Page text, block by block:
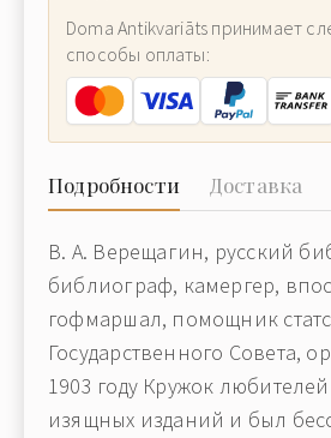
Doma Antikvariāts принимает
способы оплаты:
Подробности Доставка
В. А. Верещагин, русский
библиограф, камергер,
гофмаршал, помощник
Государственного Совета,
1903 году Кружок
изящных изданий и был